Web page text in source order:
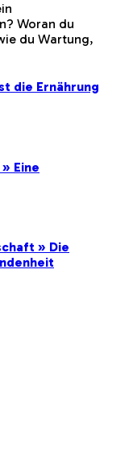
Woran du
du Wartung,
die Ernährung
Eine
» Die